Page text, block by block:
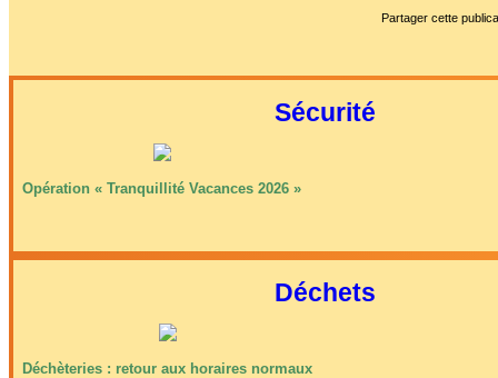
Affiches 2023-2024
Partager cette
Sécurité
Opération « Tranquillité Vacances 2026 »
Déchets
Déchèteries : retour aux horaires normaux